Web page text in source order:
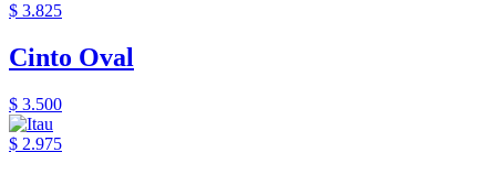
$ 3.825
Cinto Oval
$ 3.500
$ 2.975